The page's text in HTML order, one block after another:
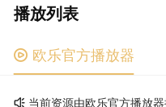
堂（方逸伦 饰）出手相救。
谋布局，还江湖正气与百姓安
播放列表
 欧乐官方播放器
当前资源由欧乐官方播放